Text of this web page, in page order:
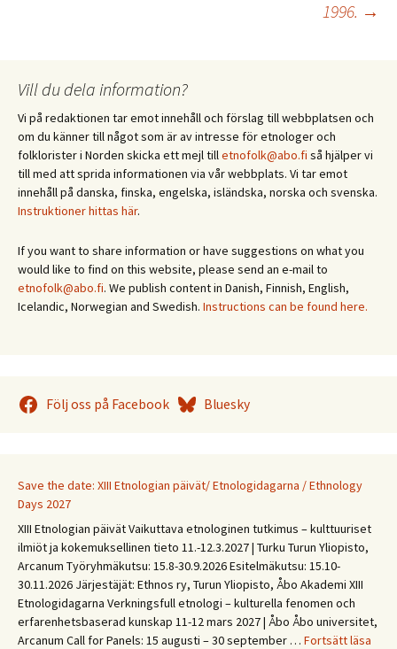
1996. →
Vill du dela information?
Vi på redaktionen tar emot innehåll och förslag till webbplatsen och
om du känner till något som är av intresse för etnologer och
folklorister i Norden skicka ett mejl tilletnofolk@abo.fi så hjälper vi
till med att sprida informationen via vår webbplats. Vi tar emot
innehåll på danska, finska, engelska, isländska, norska och svenska.
Instruktioner hittas här.
If you want to share information or have suggestions on what you
would like to find on this website, please send an e-mail to
etnofolk@abo.fi. We publish content in Danish, Finnish, English,
Icelandic, Norwegian and Swedish. Instructions can be found here.
Följ oss på Facebook Bluesky
Save the date: XIII Etnologian päivät/ Etnologidagarna / Ethnology
Days 2027
XIII Etnologian päivät Vaikuttava etnologinen tutkimus – kulttuuriset
ilmiöt ja kokemuksellinen tieto 11.-12.3.2027 | Turku Turun Yliopisto,
Arcanum Työryhmäkutsu: 15.8-30.9.2026 Esitelmäkutsu: 15.10-
30.11.2026 Järjestäjät: Ethnos ry, Turun Yliopisto, Åbo Akademi XIII
Etnologidagarna Verkningsfull etnologi – kulturella fenomen och
erfarenhetsbaserad kunskap 11-12 mars 2027 | Åbo Åbo universitet,
Arcanum Call for Panels: 15 augusti – 30 september … Fortsätt läsa